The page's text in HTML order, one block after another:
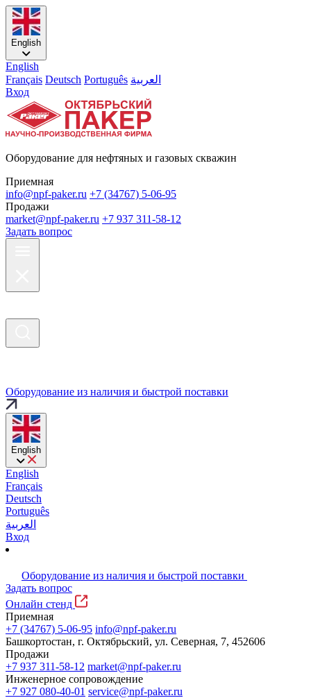
English
English
Français Deutsch Português العربية
Вход
Оборудование для нефтяных и газовых скважин
Приемная
info@npf-paker.ru +7 (34767) 5-06-95
Продажи
market@npf-paker.ru +7 937 311-58-12
Задать вопрос
Оборудование из наличия и быстрой поставки
English
English
Français
Deutsch
Português
العربية
Вход
Оборудование из наличия и быстрой поставки
Задать вопрос
Онлайн стенд
Приемная
+7 (34767) 5-06-95 info@npf-paker.ru
Башкортостан, г. Октябрьский, ул. Северная, 7, 452606
Продажи
+7 937 311-58-12 market@npf-paker.ru
Инженерное сопровождение
+7 927 080-40-01 service@npf-paker.ru